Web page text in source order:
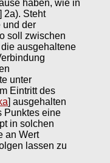
haben, wie in
2a). Steht
und der
soll zwischen
ausgehaltene
unter
Eintritt des
] ausgehalten
Punktes eine
in solchen
an Wert
lassen zu